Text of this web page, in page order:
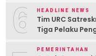
6 HEADLINE NEWS
Tim URC
Tiga Pelaku
PEMERINTAHAN